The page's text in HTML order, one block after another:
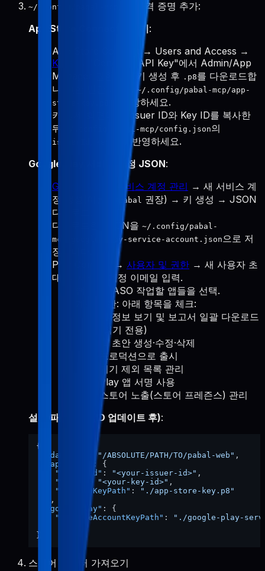
~/.config/pabal-mcp/
에 자격 증명 추가:
App Store Connect API 키:
App Store Connect → Users and Access →
Keys
→ "Generate API Key"에서 Admin/App
Manager 권한으로 키 생성 후 .p8를 다운로드합
니다(한 번만 가능).
~/.config/pabal-mcp/app-
store-key.p8
로 저장하세요.
키 상세 화면에서 Issuer ID와 Key ID를 복사한
뒤
~/.config/pabal-mcp/config.json의
issuerId
에 반영하세요.
Google Play 서비스 계정 JSON:
Google Cloud 서비스 계정 관리 → 새 서비스 계
정 생성(이름은
pabal 권장) → 키 생성 → JSON
다운로드.
다운로드한 JSON을 ~/.config/pabal-
mcp/google-play-service-account.json 으로 저
장합니다.
Play Console → 사용자 및 권한 → 새 사용자 초
대 → 서비스 계정 이메일 입력.
앱 권한: ASO 작업할 앱들을 선택.
계정 권한: 아래 항목을 체크:
앱 정보 보기 및 보고서 일괄 다운로드
(읽기 전용)
앱 초안 생성·수정·삭제
프로덕션으로 출시
기기 제외 목록 관리
Play 앱 서명 사용
스토어 노출(스토어 프레즌스) 관리
설정 파일 형태 (ID 업데이트 후):
{
"dataDir"
"/ABSOLUTE/PATH/TO/pabal-web" ,
"appStore"
:
{
"issuerId" : "<your-issuer-id>" ,
"keyId"
"<your-key-id>" ,
"privateKeyPath" :
"./app-store-key.p8"
,
"googlePlay" :
{
"serviceAccountKeyPath" :
"./google-play-
}
스토어 데이터 가져오기